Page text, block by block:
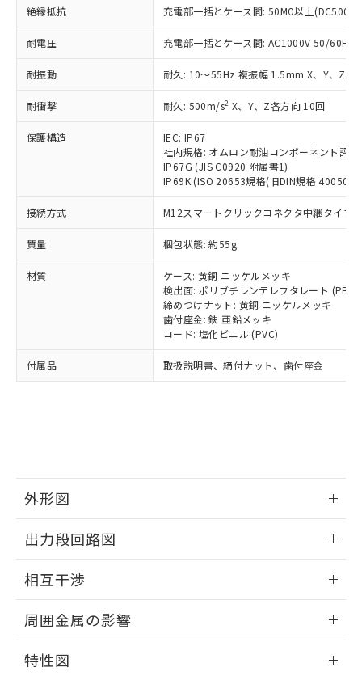
絶縁抵抗 充電部一括とケース間: 50MΩ以上(DC500V
耐電圧 充電部一括とケース間: AC1000V 50/60Hz
耐振動 耐久: 10～55Hz 複振幅 1.5mm X、Y、Z各
耐衝撃 耐久: 500m/s2 X、Y、Z各方向 10回
保護構造
IEC: IP67
社内規格: オムロン耐油コンポーネント評
IP67G (JIS C0920 附属書1)
IP69K (ISO 20653規格(旧DIN規格 40050
接続方式 M12スマートクリックコネクタ中継タイプ
質量 梱包状態: 約55g
材質
ケース: 黄銅 ニッケルメッキ
検出面: ポリブチレンテレフタレート (PBT)
締めつけナット: 黄銅 ニッケルメッキ
歯付座金: 鉄 亜鉛メッキ
コード: 塩化ビニル (PVC)
付属品 取扱説明書、締付ナット、歯付座金
外形図
外形図
出力段回路図
出力段回路図
相互干渉
相互干渉
周囲金属の影響
特性図
ことをご了承ください。
在庫状況および標準価格照会結果は、
記載している更新日時点での社内デー
タに基づき作成されるものであり、閲
覧された時点での実際の在庫および標
準価格とは異なる場合があることをご
了承ください。
様のお取引先、またはお客様担当のオ
ムロン制御機器販売店・当社販売員に
ご相談ください。
オムロン制御機器販売店や当社販売拠
販売ネットワーク
」をご確認
在庫状況および標準価格結果を当社の
事前の承諾なく第三者に漏洩または開
示しないようお願いします。
マイパーツ機能（部品リスト作成サー
ビス）をご利用いただくには、I-Web
メンバーズにご登録されている必要が
お客様が当ウェブサイト上で当社にご
登録された部品リストについて、当社
指します。
むを得ず変更することがあります。
ミウム(Cd) 100ppm以下、
六価クロム(Cr(Ⅵ)) 1000ppm以下、ポリ臭化ビフェニル
類(PBB) 1000ppm以下、ポリ臭化ジフェニルエーテル類
(PBDE) 1000ppm以下、フタル酸ビス(2-エチルヘキシ
ル) (DEHP)(別名：DOP) 1000ppm以下、フタル酸ブチ
ルベンジル（BBP） 1000ppm以下、フタル酸ジブチル
（DBP） 1000ppm以下、フタル酸ジイソブチル
但し、RoHS指令で産業用監視および制御機器に対する
フタル酸エステル類の４物質については閾値を超える意
図的な使用がないことを確認しています。
※2 対応予定月
部品在庫の切り替え状況などにより、予定
月が前後することがあります。
※3 非含有証明書ダウンロード
51物質の非含有証明書（当社基準）
※本証明書は発行日時点で非含有を証明す
ものではありません。
また、RoHS指令のフタル酸エステル類４
物質の対応では、対応完了までの期間は出
荷製品に未対応品が混在することから備考
欄に対応日を記載しておりました。
既に当社にて対応品への在庫切替を完了
す。
「－」：未確認です。当社販売部門へお問
*中国RoHS10物質の基準値 (GB/T26572)：
Pb(鉛) :1000ppm、 Hg(水銀) : 1000ppm、 Cd(カドミウ
Cr(Ⅵ)(六価クロム) : 1000ppm、 PBBs(ポリ臭化ビフェ
DBP(フタル酸ジブチル) : 1000ppm、 DIBP(フタル酸ジ
イソブチル) : 1000ppm、 BBP(フタル酸ブチルベンジ
DEHP(フタル酸ビス(2-エチルヘキシル)) : 1000ppm
※2 環境保護使用期限
「ｅ」：有害物質（10物質）のすべてが基
準値以下であることを示します。
「10」：通常の使用状況下において有害物
質が外部に漏えいし、環境に深刻な影響を
及ぼさない年数を意味します。
「－」：未確認です。当社販売部門へお問
い合わせください。
当社は、これら貴社製品のうち、外国
為替および外国貿易法に定める商品
（以下｢規制貨物等」という）を輸出
または国外への提供する場合は、日本
国政府の輸出許可(または役務取引許
可)を取得するなどの必要な手続きを
当社は規制貨物を破棄する場合は、完
全に破砕するなど、違法に輸出されな
いよう必要な手段を講じます。
当社は貴社製品を、核兵器、ミサイ
ル、化学兵器、生物兵器またはその他
武器並びにこれらの製造装置等に一切
使用いたしません。
当社は、貴社製品を第三者に販売する
場合は、上記1、2および3の内容を当
該第三者に通知します。また当社は、
販売先および販売に係わる関係者が違
法に輸出するおそれがある場合は、取
り引きをいたしません。
一定数以上の在庫あり
一定数には満たないが在庫あり
在庫なし(最新の在庫状況につ
いては、お客様のお取引先、ま
たはお客様担当のオムロン制御
機器販売店・当社販売員にご確
認ください)
受注生産機種、また在庫状況の
情報を公開していない機種